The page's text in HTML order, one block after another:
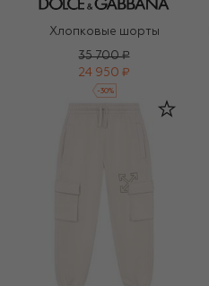
Хлопковые шорты
35 700 ₽
24 950 ₽
-30%